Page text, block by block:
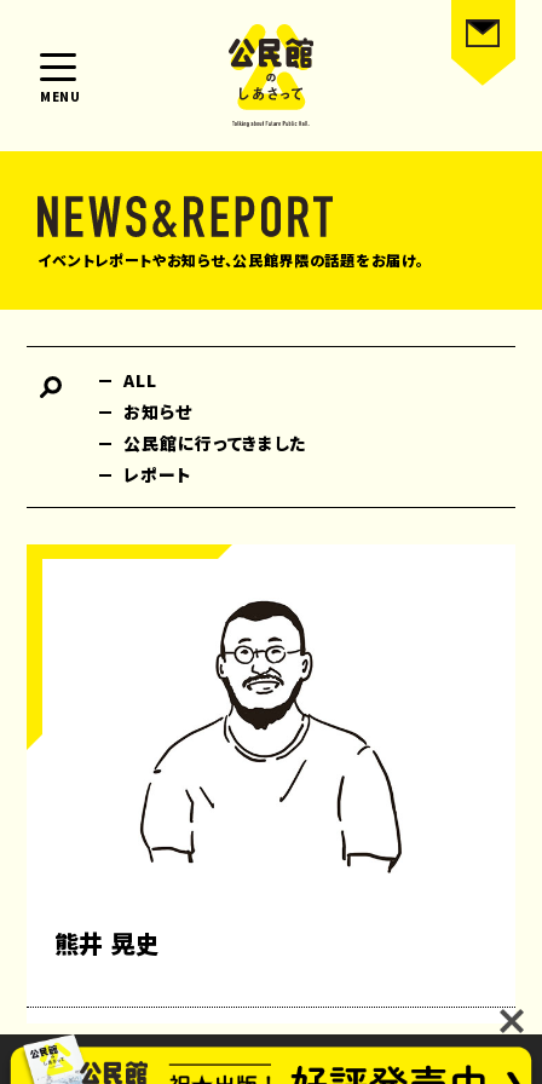
MENU
イベントレポートやお知らせ、公民館界隈の話題をお届け。
ALL
お知らせ
公民館に行ってきました
レポート
熊井 晃史
公民館のしあさってプロジェクト お問い合わせ